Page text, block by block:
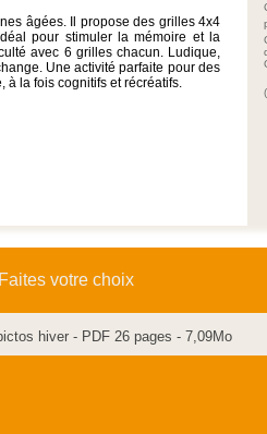
âgées. Il propose des grilles 4x4
pour stimuler la mémoire et la
avec 6 grilles chacun. Ludique,
Une activité parfaite pour des
à la fois cognitifs et récréatifs.
Faites votre choix
hiver - PDF 26 pages - 7,09Mo